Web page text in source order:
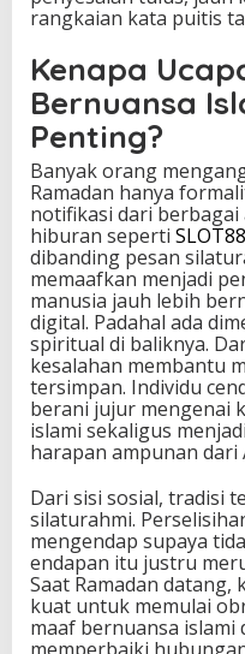
rangkaian kata puitis
Kenapa
Bernuansa
Penting?
Banyak orang
Ramadan hanya
notifikasi dari
hiburan seperti SLOT88
dibanding pesan
memaafkan menjadi
manusia jauh lebih
digital. Padahal ada
spiritual di baliknya.
kesalahan membantu
tersimpan. Individu
berani jujur mengenai
islami sekaligus
harapan ampunan dari
Dari sisi sosial, tradisi
silaturahmi.
mengendap supaya
endapan itu justru
Saat Ramadan datang,
kuat untuk memulai
maaf bernuansa